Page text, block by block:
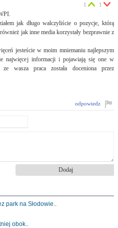
jak długo walczyliście o pozycje, którą
jak inne media korzystały bezprawnie z
jesteście w moim mniemaniu najlepszym
najwięcej informacji i pojawiają się one w
wasza praca została doceniona przez
1 1
odpowiedz
park na Słodowie..
obok..